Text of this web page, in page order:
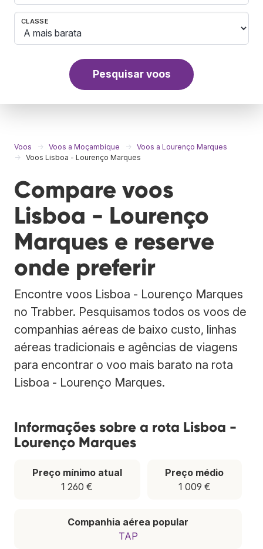
CLASSE
Pesquisar voos
Voos Voos a Moçambique
Voos a Lourenço Marques
Voos Lisboa - Lourenço Marques
Compare voos
Lisboa - Lourenço
Marques e reserve
onde preferir
Encontre voos Lisboa - Lourenço Marques
no Trabber. Pesquisamos todos os voos de
companhias aéreas de baixo custo, linhas
aéreas tradicionais e agências de viagens
para encontrar o voo mais barato na rota
Lisboa - Lourenço Marques.
Informações sobre a rota Lisboa -
Lourenço Marques
Preço mínimo atual
1 260 €
Preço médio
1 009 €
Companhia aérea popular
TAP